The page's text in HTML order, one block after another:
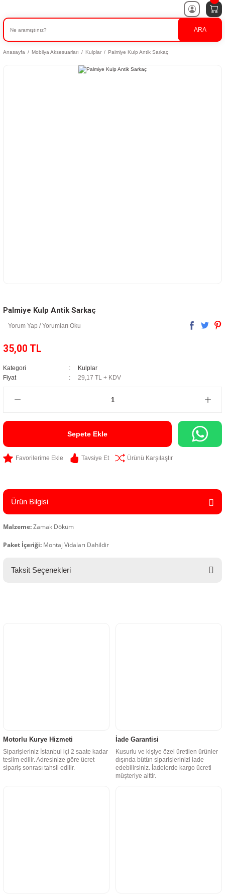
ARA
Anasayfa Mobilya Aksesuarları Kulplar Palmiye Kulp Antik Sarkaç
Palmiye Kulp Antik Sarkaç
Yorum Yap / Yorumları Oku
35,00 TL
Kategori
Kulplar
Fiyat
29,17 TL + KDV
Sepete Ekle
Tavsiye Et Ürünü Karşılaştır
Ürün Bilgisi
Malzeme:Zamak Döküm
Paket İçeriği: Montaj Vidaları Dahildir
Taksit Seçenekleri
Motorlu Kurye Hizmeti
Siparişleriniz İstanbul içi 2 saate kadar
teslim edilir. Adresinize göre ücret
sipariş sonrası tahsil edilir.
İade Garantisi
Kusurlu ve kişiye özel üretilen ürünler
dışında bütün siparişlerinizi iade
edebilirsiniz. İadelerde kargo ücreti
müşteriye aittir.